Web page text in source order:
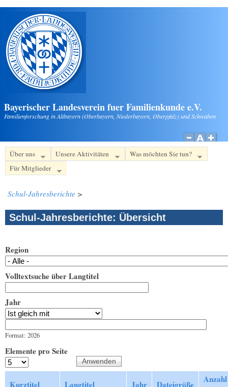
Direkt zum Inhalt
Bayerischer Landesverein fuer Familienkunde e.V.
Familienforschung in Altbayern (Oberbayern, Niederbayern, Oberpfalz) und Schwaben
Über uns Unsere Aktivitäten
Was möchten Sie tun?
Für Mitglieder
Schul-Jahresberichte >
Schul-Jahresberichte: Übersicht
Region
Volltextsuche über Langtitel
Jahr
Format: 2026
Elemente pro Seite
Kurztitel Langtitel Jahr Dateigröße
Anzahl